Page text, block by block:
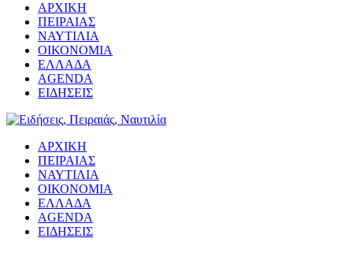
ΑΡΧΙΚΗ
ΠΕΙΡΑΙΑΣ
ΝΑΥΤΙΛΙΑ
ΟΙΚΟΝΟΜΙΑ
ΕΛΛΑΔΑ
AGENDA
ΕΙΔΗΣΕΙΣ
ΑΡΧΙΚΗ
ΠΕΙΡΑΙΑΣ
ΝΑΥΤΙΛΙΑ
ΟΙΚΟΝΟΜΙΑ
ΕΛΛΑΔΑ
AGENDA
ΕΙΔΗΣΕΙΣ